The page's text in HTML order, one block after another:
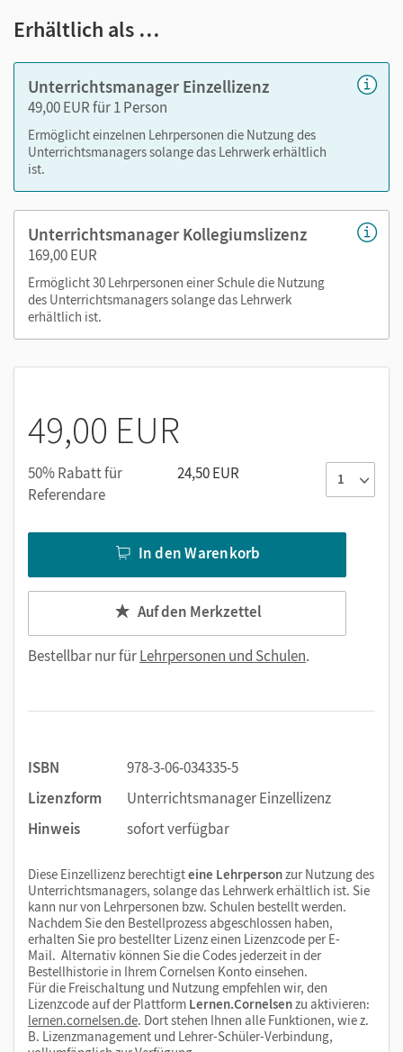
Schulbuch Lehrkräftefassung als E-Book
Workbook Lehrkräftefassung mit Audios (inklusive
geschlossenen Aufgaben)
alle Audios und Videos der CD und DVD mit
Transkripten
Vorschläge zur Leistungsmessung mit Angeboten für
differenzierende Tests und den zugehörigen Audios
(inklusive Transkripten und Lösungen)
Differenzieren, Fördern, Fordern: alle Dokumente
(Word) mit separaten Lösungsdokumenten sowie den
zugehörigen Audios (inklusive Transkripten)
erhöhtem Förderbedarf im inklusiven Unterricht
Nutzen Sie den Unterrichtsmanager auf lernen.cornelsen.de
oder über die Cornelsen Lernen App.
Erhältlich als …
Unterrichtsmanager Einzellizenz
49,00 EUR für 1 Person
Ermöglicht einzelnen Lehrpersonen die Nutzung des
Unterrichtsmanagers solange das Lehrwerk erhältlich
ist.
Unterrichtsmanager Kollegiumslizenz
169,00 EUR
Ermöglicht 30 Lehrpersonen einer Schule die Nutzung
des Unterrichtsmanagers solange das Lehrwerk
erhältlich ist.
49,00 EUR
50% Rabatt für
Referendare
24,50 EUR
In den Warenkorb
Auf den Merkzettel
Bestellbar nur fürLehrpersonen und Schulen.
ISBN
978-3-06-034335-5
Lizenzform
Unterrichtsmanager Einzellizenz
Hinweis
sofort verfügbar
Diese Einzellizenz berechtigteine Lehrpersonzur Nutzung des
Unterrichtsmanagers, solange das Lehrwerk erhältlich ist. Sie
kann nur von Lehrpersonen bzw. Schulen bestellt werden.
Nachdem Sie den Bestellprozess abgeschlossen haben,
erhalten Sie pro bestellter Lizenz einen Lizenzcode per E-
Mail. Alternativ können Sie die Codes jederzeit in der
Bestellhistorie in Ihrem Cornelsen Konto einsehen.
Für die Freischaltung und Nutzung empfehlen wir, den
Lizenzcode auf der Plattform Lernen.Cornelsenzu aktivieren:
lernen.cornelsen.de. Dort stehen Ihnen alle Funktionen, wie z.
B. Lizenzmanagement und Lehrer-Schüler-Verbindung,